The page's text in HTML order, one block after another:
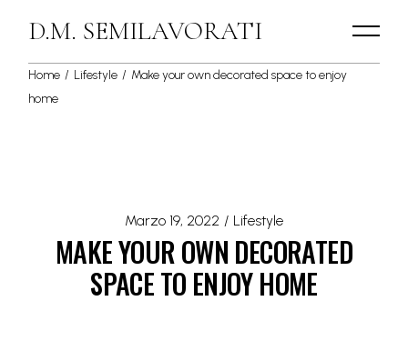
D.M. SEMILAVORATI
Home Lifestyle
Make your own decorated space to enjoy
home
Marzo 19, 2022 Lifestyle
MAKE YOUR OWN DECORATED
SPACE TO ENJOY HOME